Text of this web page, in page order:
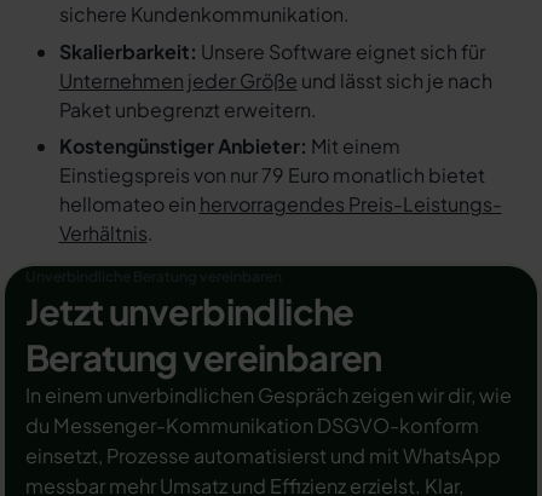
sichere Kundenkommunikation.
Skalierbarkeit: Unsere Software eignet sich für
Unternehmen jeder Größe und lässt sich je nach
Paket unbegrenzt erweitern.
Kostengünstiger Anbieter: Mit einem
Einstiegspreis von nur 79 Euro monatlich bietet
hellomateo ein hervorragendes Preis-Leistungs-
Verhältnis.
Jetzt unverbindliche
Beratung vereinbaren
In einem unverbindlichen Gespräch zeigen wir dir, wie
du Messenger-Kommunikation DSGVO-konform
einsetzt, Prozesse automatisierst und mit WhatsApp
messbar mehr Umsatz und Effizienz erzielst. Klar,